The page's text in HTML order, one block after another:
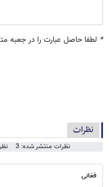
* لطفا حاصل عبارت را در جعبه
نظرات
نظرات منتشر شده: 3
فغانی